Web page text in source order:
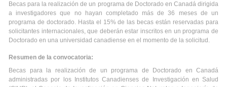
Becas para la realización de un programa de Doctorado en Canadá dirigida
a investigadores que no hayan completado más de 36 meses de un
programa de doctorado. Hasta el 15% de las becas están reservadas para
solicitantes internacionales, que deberán estar inscritos en un programa de
Doctorado en una universidad canadiense en el momento de la solicitud.
Resumen de la convocatoria:
Becas para la realización de un programa de Doctorado en Canadá
administradas por los Institutos Canadienses de Investigación en Salud